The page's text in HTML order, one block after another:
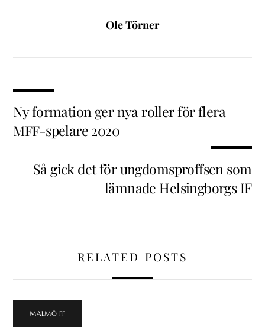
Ole Törner
Ny formation ger nya roller för flera
MFF-spelare 2020
Så gick det för ungdomsproffsen som
lämnade Helsingborgs IF
RELATED POSTS
MALMÖ FF